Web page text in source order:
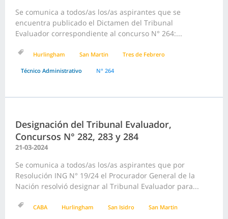
Se comunica a todos/as los/as aspirantes que se
encuentra publicado el Dictamen del Tribunal
Evaluador correspondiente al concurso N° 264:...
Hurlingham San Martin Tres de Febrero
Técnico Administrativo N° 264
Designación del Tribunal Evaluador,
Concursos N° 282, 283 y 284
21-03-2024
Se comunica a todos/as los/as aspirantes que por
Resolución ING N° 19/24 el Procurador General de la
Nación resolvió designar al Tribunal Evaluador para...
CABA Hurlingham San Isidro San Martin